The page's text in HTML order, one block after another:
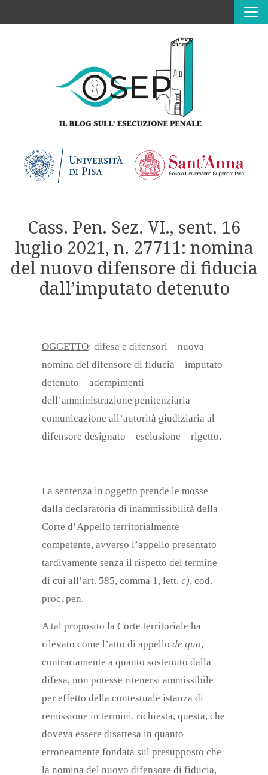
Cass. Pen. Sez. VI., sent. 16
luglio 2021, n. 27711: nomina
del nuovo difensore di fiducia
dall’imputato detenuto
OGGETTO: difesa e difensori – nuova
nomina del difensore di fiducia – imputato
detenuto – adempimenti
dell’amministrazione penitenziaria –
comunicazione all’autorità giudiziaria al
difensore designato – esclusione – rigetto.
La sentenza in oggetto prende le mosse
dalla declaratoria di inammissibilità della
Corte d’Appello territorialmente
competente, avverso l’appello presentato
tardivamente senza il rispetto del termine
di cui all’art. 585, comma 1, lett. c), cod.
proc. pen.
A tal proposito la Corte territoriale ha
rilevato come l’atto di appello de quo,
contrariamente a quanto sostenuto dalla
difesa, non potesse ritenersi ammissibile
per effetto della contestuale istanza di
remissione in termini, richiesta, questa, che
doveva essere disattesa in quanto
erroneamente fondata sul presupposto che
la nomina del nuovo difensore di fiducia,